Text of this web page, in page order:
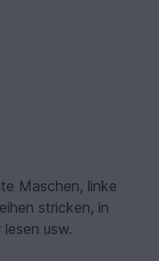
Maschen, linke
stricken, in
usw.